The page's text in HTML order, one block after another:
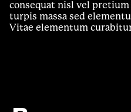
consequat nisl vel
turpis massa sed
Vitae elementum